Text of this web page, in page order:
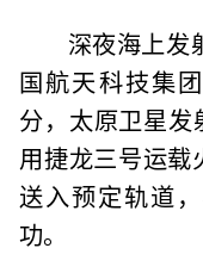
深夜海上发
国航天科技集
分，太原卫星
用捷龙三号运载
送入预定轨道
功。